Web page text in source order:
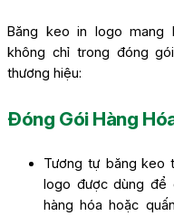
Băng keo in logo mang
không chỉ trong đóng
thương hiệu:
Đóng Gói Hàng
Tương tự băng keo
logo được dùng để
hàng hóa hoặc